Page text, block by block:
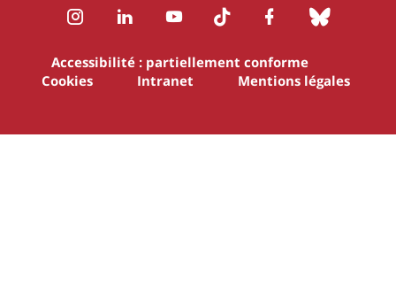
InstagramLinkedInYoutubeTikTok Facebook
Accessibilité : partiellement conforme
Cookies
Intranet Mentions légales